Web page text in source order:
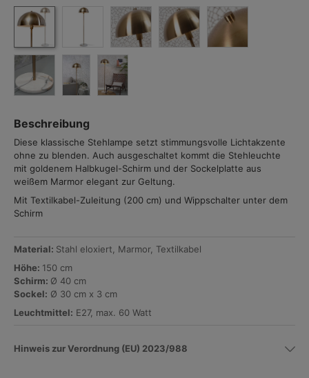
Beschreibung
Diese klassische Stehlampe setzt stimmungsvolle Lichtakzente
ohne zu blenden. Auch ausgeschaltet kommt die Stehleuchte
mit goldenem Halbkugel-Schirm und der Sockelplatte aus
weißem Marmor elegant zur Geltung.
Mit Textilkabel-Zuleitung (200 cm) und Wippschalter unter dem
Schirm
Material: Stahl eloxiert, Marmor, Textilkabel
Höhe: 150 cm
Schirm: Ø 40 cm
Sockel: Ø 30 cm x 3 cm
Leuchtmittel: E27, max. 60 Watt
Hinweis zur Verordnung (EU) 2023/988